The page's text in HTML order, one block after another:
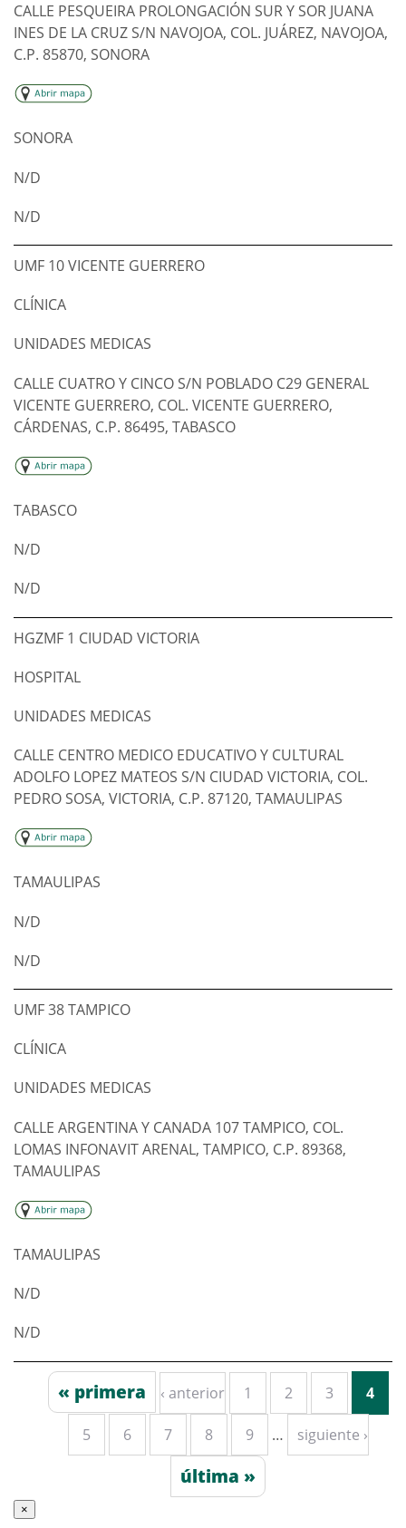
CALLE PESQUEIRA PROLONGACIÓN SUR Y SOR JUANA
INES DE LA CRUZ S/N NAVOJOA, COL. JUÁREZ, NAVOJOA,
C.P. 85870, SONORA
SONORA
N/D
N/D
UMF 10 VICENTE GUERRERO
CLÍNICA
UNIDADES MEDICAS
CALLE CUATRO Y CINCO S/N POBLADO C29 GENERAL
VICENTE GUERRERO, COL. VICENTE GUERRERO,
CÁRDENAS, C.P. 86495, TABASCO
TABASCO
N/D
N/D
HGZMF 1 CIUDAD VICTORIA
HOSPITAL
UNIDADES MEDICAS
CALLE CENTRO MEDICO EDUCATIVO Y CULTURAL
ADOLFO LOPEZ MATEOS S/N CIUDAD VICTORIA, COL.
PEDRO SOSA, VICTORIA, C.P. 87120, TAMAULIPAS
TAMAULIPAS
N/D
N/D
UMF 38 TAMPICO
CLÍNICA
UNIDADES MEDICAS
CALLE ARGENTINA Y CANADA 107 TAMPICO, COL.
LOMAS INFONAVIT ARENAL, TAMPICO, C.P. 89368,
TAMAULIPAS
TAMAULIPAS
N/D
N/D
Páginas« primera ‹ anterior 1 2 3 4
5 6 7 8 9 … siguiente ›
última »
×